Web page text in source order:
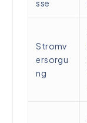
sse
Stromv
ersorgu
ng